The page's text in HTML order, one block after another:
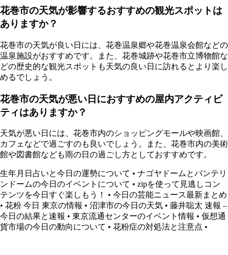
花巻市の天気が影響するおすすめの観光スポットは
ありますか？
花巻市の天気が良い日には、花巻温泉郷や花巻温泉会館などの
温泉施設がおすすめです。また、花巻城跡や花巻市立博物館な
どの歴史的な観光スポットも天気の良い日に訪れるとより楽し
めるでしょう。
花巻市の天気が悪い日におすすめの屋内アクティビ
ティはありますか？
天気が悪い日には、花巻市内のショッピングモールや映画館、
カフェなどで過ごすのも良いでしょう。また、花巻市内の美術
館や図書館なども雨の日の過ごし方としておすすめです。
生年月日占いと今日の運勢について • ナゴヤドームとバンテリ
ンドームの今日のイベントについて • zipを使って見逃しコン
テンツを今日すぐ楽しもう！
• 今日の芸能ニュース最新まとめ
• 花粉 今日 東京の情報 • 沼津市の今日の天気 • 藤井聡太 速報 –
今日の結果と速報 • 東京流通センターのイベント情報 • 仮想通
貨市場の今日の動向について • 花粉症の対処法と注意点 •